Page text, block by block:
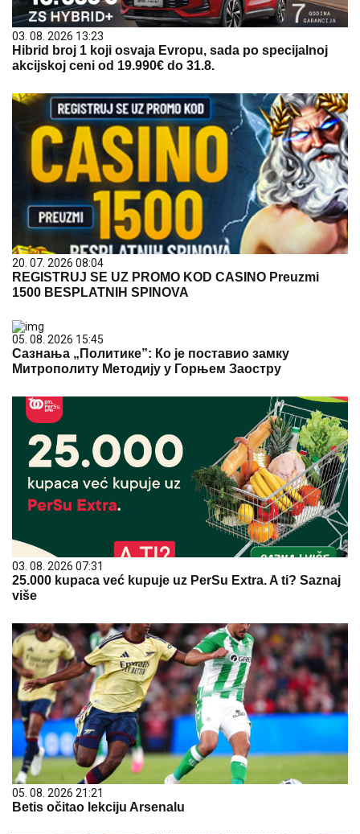
03. 08. 2026 13:23
Hibrid broj 1 koji osvaja Evropu, sada po specijalnoj
akcijskoj ceni od 19.990€ do 31.8.
20. 07. 2026 08:04
REGISTRUJ SE UZ PROMO KOD CASINO Preuzmi
1500 BESPLATNIH SPINOVA
05. 08. 2026 15:45
Сазнања „Политике”: Ко је поставио замку
Митрополиту Методију у Горњем Заостру
03. 08. 2026 07:31
25.000 kupaca već kupuje uz PerSu Extra. A ti? Saznaj
više
05. 08. 2026 21:21
Betis očitao lekciju Arsenalu